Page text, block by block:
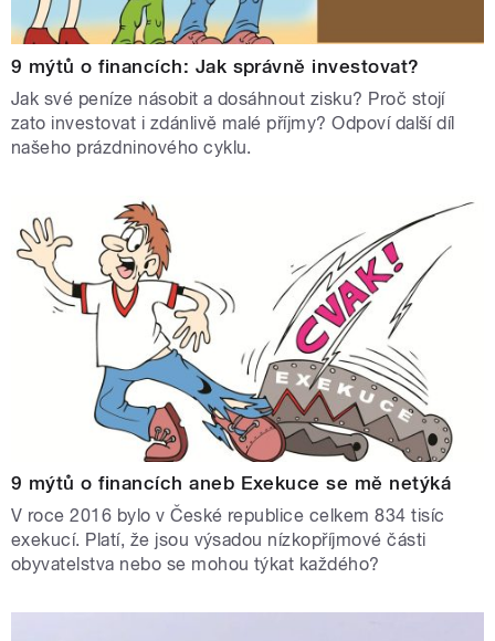
9 mýtů o financích: Jak správně investovat?
Jak své peníze násobit a dosáhnout zisku? Proč stojí
zato investovat i zdánlivě malé příjmy? Odpoví další díl
našeho prázdninového cyklu.
9 mýtů o financích aneb Exekuce se mě netýká
V roce 2016 bylo v České republice celkem 834 tisíc
exekucí. Platí, že jsou výsadou nízkopříjmové části
obyvatelstva nebo se mohou týkat každého?